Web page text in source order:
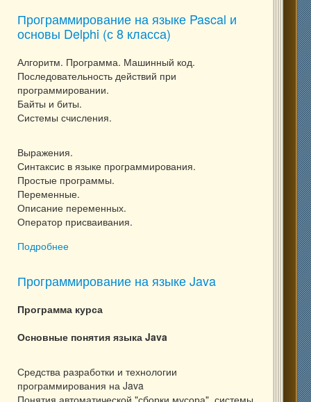
Программирование на языке Pascal и
основы Delphi (с 8 класса)
Алгоритм. Программа. Машинный код.
Последовательность действий при
программировании.
Байты и биты.
Системы счисления.
Выражения.
Синтаксис в языке программирования.
Простые программы.
Переменные.
Описание переменных.
Оператор присваивания.
Подробнее
Программирование на языке Java
Программа курса
Основные понятия языка Java
Средства разработки и технологии
программирования на Java
Понятия автоматической "сборки мусора", системы